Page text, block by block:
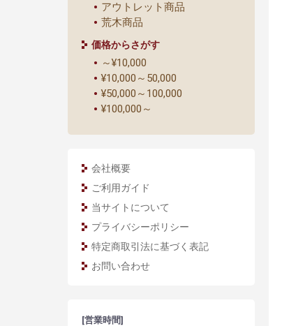
アウトレット商品
荒木商品
価格からさがす
～¥10,000
¥10,000～50,000
¥50,000～100,000
¥100,000～
会社概要
ご利用ガイド
当サイトについて
プライバシーポリシー
特定商取引法に基づく表記
お問い合わせ
[営業時間]